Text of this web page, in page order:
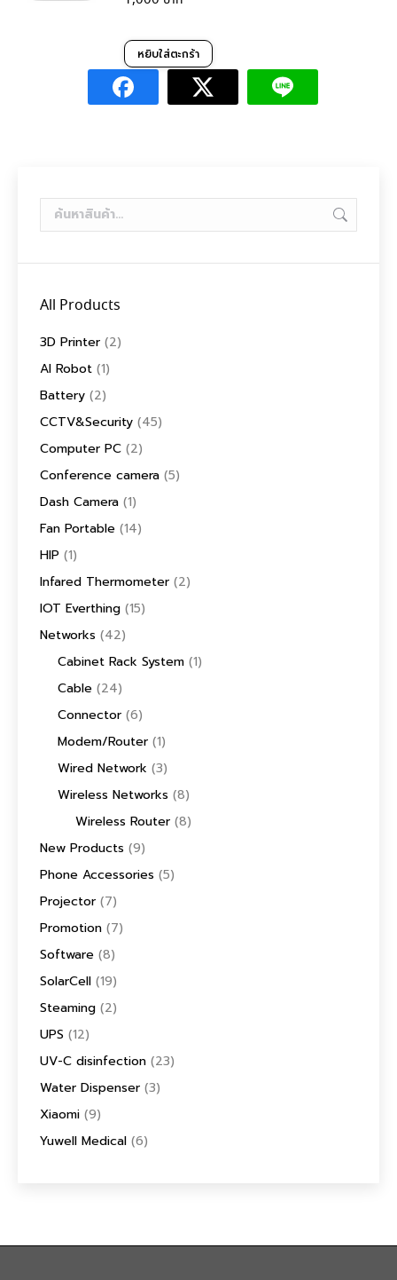
หยิบใส่ตะกร้า
All Products
3D Printer (2)
AI Robot (1)
Battery (2)
CCTV&Security (45)
Computer PC (2)
Conference camera (5)
Dash Camera (1)
Fan Portable (14)
HIP (1)
Infared Thermometer (2)
IOT Everthing (15)
Networks (42)
Cabinet Rack System (1)
Cable (24)
Connector (6)
Modem/Router (1)
Wired Network (3)
Wireless Networks (8)
Wireless Router (8)
New Products (9)
Phone Accessories (5)
Projector (7)
Promotion (7)
Software (8)
SolarCell (19)
Steaming (2)
UPS (12)
UV-C disinfection (23)
Water Dispenser (3)
Xiaomi (9)
Yuwell Medical (6)